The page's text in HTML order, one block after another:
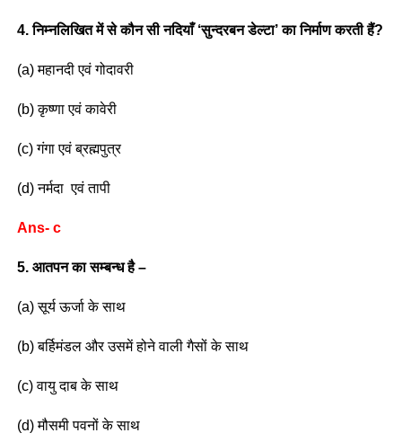
4. निम्नलिखित में से कौन सी नदियाँ ‘सुन्दरबन डेल्टा’ का निर्माण करती हैं?
(a) महानदी एवं गोदावरी
(b) कृष्णा एवं कावेरी
(c) गंगा एवं ब्रह्मपुत्र
(d) नर्मदा एवं तापी
Ans- c
5. आतपन का सम्बन्ध है –
(a) सूर्य ऊर्जा के साथ
(b) बर्हिमंडल और उसमें होने वाली गैसों के साथ
(c) वायु दाब के साथ
(d) मौसमी पवनों के साथ